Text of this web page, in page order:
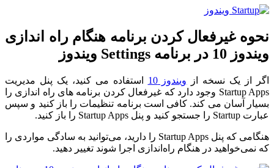
نحوه غیرفعال کردن برنامه هنگام راه اندازی
ویندوز 10 در برنامه Settings ویندوز
اگر از یک نسخه از ویندوز 10
استفاده می کنید، یک پنل مدیریت
Startup Apps وجود دارد که غیرفعال کردن برنامه های راه اندازی را
بسیار آسان می کند. کافی است برنامه تنظیمات را باز کنید و سپس
عبارت Startup را جستجو کنید و پنل Startup Apps را باز کنید.
هنگامی که پنل Startup Apps را دارید، می‌توانید به سادگی مواردی را
که نمی‌خواهید در هنگام راه‌اندازی اجرا شوند تغییر دهید.